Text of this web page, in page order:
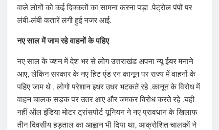
वाले लोगों को कई दिक्कतों का सामना करना पड़ा .पेट्रोल पंपों पर
लंबी-लंबी कतारें लगी हुई नजर आई.
नए साल में जाम रहे वाहनों के पहिए
नए साल के ज्शन में देश भर से लोग उत्तराखंड अपना न्यू ईयर मनाने
आए, लेकिन सरकार के नए हिट एंड रन कानून पर राज्य में वाहनों के
पहिए जाम थे , लोगो परेशान इधर उधर भटकते रहे .कानून के विरोध में
वाहन चालक सड़क पर उतर आए और जमकर विरोध करते रहे .यही
नहीं ऑल इंडिया मोटर ट्रांसपोर्ट यूनियन ने नए प्रावधान के खिलाफ
तीन दिवसीय हड़ताल का आह्वान भी दिया था, आक्रोशित चालकों ने